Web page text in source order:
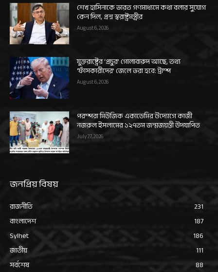
শেখ হাসিনাকে ভারত গণমাধ্যমে কথা বলার সুযোগ
কেন দিল, প্রশ্ন স্বরাষ্ট্রমন্ত্রীর
August 6, 2026
যুক্তরাষ্ট্রের ‘প্রচুর’ গোলাবারুদ আছে, তথ্য
‘ফাঁসকারীদের’ জেলে ভরা হবে: ট্রাম্প
August 6, 2026
পরম্পরা মিউজিক একাডেমির উদ্যোগে কাজী
নজরুল ইসলামের ১২৭তম জন্মজয়ন্তী উদযাপিত
July 27, 2026
জনপ্রিয় বিষয়
রাজনীতি
231
বাংলাদেশ
187
Sylhet
186
জাতীয়
111
সর্বশেষ
88